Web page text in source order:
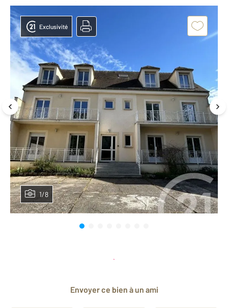
1/8
Exclusivité
Envoyer ce bien à un ami